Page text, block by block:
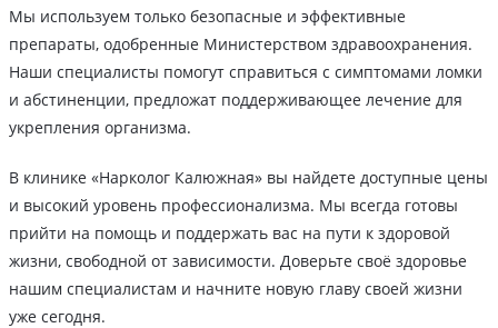
Мы используем только безопасные и эффективные
препараты, одобренные Министерством здравоохранения.
Наши специалисты помогут справиться с симптомами ломки
и абстиненции, предложат поддерживающее лечение для
укрепления организма.
В клинике «Нарколог Калюжная» вы найдете доступные цены
и высокий уровень профессионализма. Мы всегда готовы
прийти на помощь и поддержать вас на пути к здоровой
жизни, свободной от зависимости. Доверьте своё здоровье
нашим специалистам и начните новую главу своей жизни
уже сегодня.